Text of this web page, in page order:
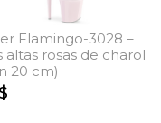
Flamingo-3028 –
altas rosas de charol
20 cm)